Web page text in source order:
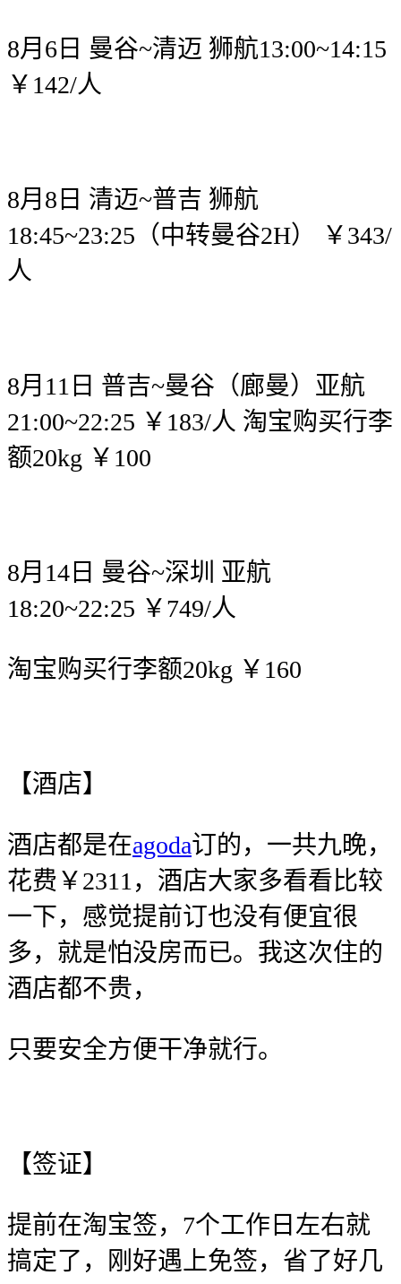
8月6日 曼谷~清迈 狮航13:00~14:15
￥142/人
8月8日 清迈~普吉 狮航
18:45~23:25（中转曼谷2H） ￥343/
人
8月11日 普吉~曼谷（廊曼）亚航
21:00~22:25 ￥183/人 淘宝购买行李
额20kg ￥100
8月14日 曼谷~深圳 亚航
18:20~22:25 ￥749/人
淘宝购买行李额20kg ￥160
【酒店】
酒店都是在agoda订的，一共九晚，
花费￥2311，酒店大家多看看比较
一下，感觉提前订也没有便宜很
多，就是怕没房而已。我这次住的
酒店都不贵，
只要安全方便干净就行。
【签证】
提前在淘宝签，7个工作日左右就
搞定了，刚好遇上免签，省了好几